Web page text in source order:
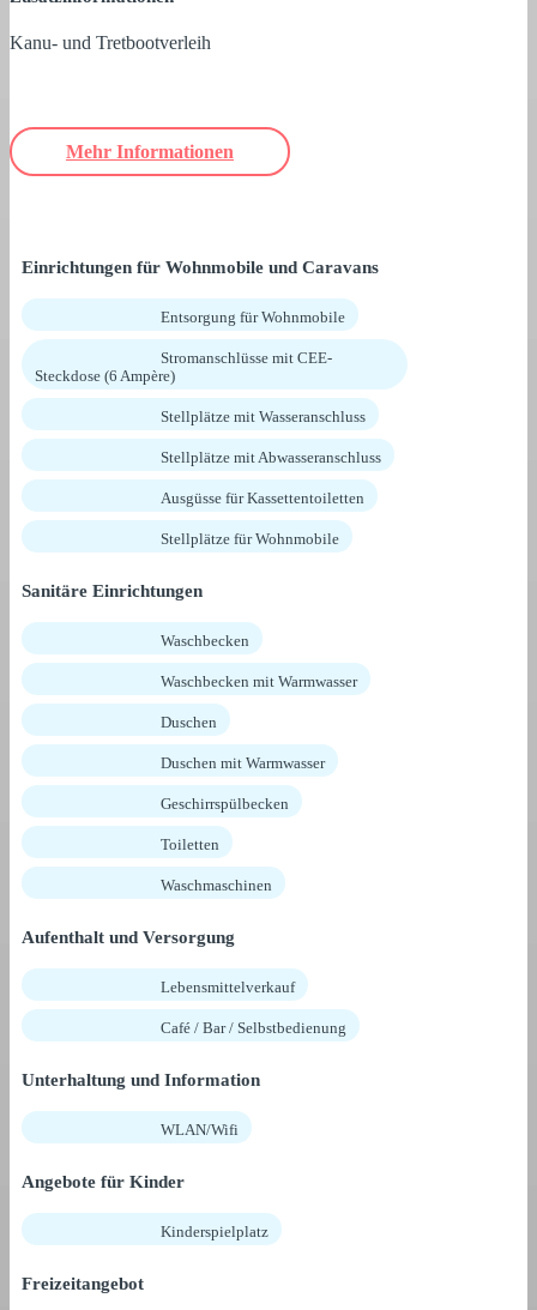
Kanu- und Tretbootverleih
Mehr Informationen
Einrichtungen für Wohnmobile und Caravans
Entsorgung für Wohnmobile
Stromanschlüsse mit CEE-
Steckdose (6 Ampère)
Stellplätze mit Wasseranschluss
Stellplätze mit Abwasseranschluss
Ausgüsse für Kassettentoiletten
Stellplätze für Wohnmobile
Sanitäre Einrichtungen
Waschbecken
Waschbecken mit Warmwasser
Duschen
Duschen mit Warmwasser
Geschirrspülbecken
Toiletten
Waschmaschinen
Aufenthalt und Versorgung
Lebensmittelverkauf
Café / Bar / Selbstbedienung
Unterhaltung und Information
WLAN/Wifi
Angebote für Kinder
Kinderspielplatz
Freizeitangebot